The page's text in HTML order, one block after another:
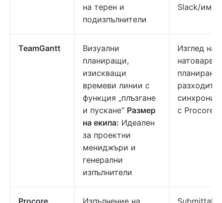
на терен и
подизпълнители
Slack/
TeamGantt
Визуални
планиращи,
изискващи
времеви линии с
функция „плъзгане
и пускане“ Размер
на екипа: Идеален
за проектни
мениджъри и
генерални
изпълнители
Изглед на
планиране
разходите,
с Procore
Procore Изпълнение на Submittals,